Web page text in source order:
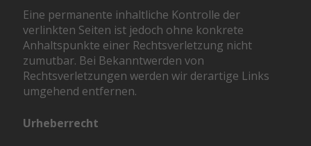
Eine permanente inhaltliche Kontrolle der
verlinkten Seiten ist jedoch ohne konkrete
Anhaltspunkte einer Rechtsverletzung nicht
zumutbar. Bei Bekanntwerden von
Rechtsverletzungen werden wir derartige Links
umgehend entfernen.
Urheberrecht